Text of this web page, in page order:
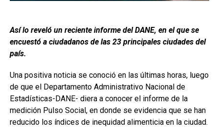
Así lo reveló un reciente informe del DANE, en el que se
encuestó a ciudadanos de las 23 principales ciudades del
país.
Una positiva noticia se conoció en las últimas horas, luego
de que el Departamento Administrativo Nacional de
Estadísticas-DANE- diera a conocer el informe de la
medición Pulso Social, en donde se evidencia que se han
reducido los índices de inequidad alimenticia en la ciudad.